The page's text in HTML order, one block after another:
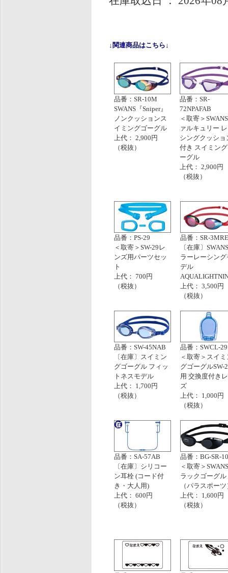
↓関連商品はこちら↓
品番：SR-10M
SWANS『Sniper』
ノンクッションス
イミングゴーグル
上代： 2,900円
（税抜）
品番：SR-
72NPAFAB
＜取寄＞
ァルキュリー
シングクッショ
付き スイミン
ーグル
上代： 2,900円
（税抜）
品番：PS-29
＜取寄＞SW-29レ
ンズ用パーツセッ
ト
上代： 700円
（税抜）
品番：SR-3MRE
〔在庫〕
ラーレーシング
デル
上代： 3,500円
（税抜）
品番：SW-45NAB
〔在庫〕スイミン
グゴーグル フィッ
トネスモデル
上代： 1,700円
（税抜）
品番：SWCL-29
＜取寄＞スイミ
グゴーグルSW-
用 交換度付き
ズ
上代： 1,000円
（税抜）
品番：SA-57AB
〔在庫〕シリコー
ン耳栓 (コード付
き・大人用)
上代： 600円
（税抜）
品番：BG-SR-10
＜取寄＞
ラックゴーグル
（パラスポー
上代： 1,600円
（税抜）